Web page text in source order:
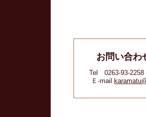
お問い合わ
Tel 0263-93-
Ｅ-mail